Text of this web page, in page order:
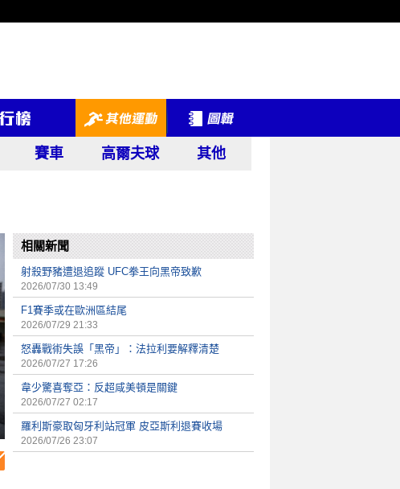
賽車 高爾夫球 其他
相關新聞
射殺野豬遭退追蹤 UFC拳王向黑帝致歉
2026/07/30 13:49
F1賽季或在歐洲區結尾
2026/07/29 21:33
怒轟戰術失誤「黑帝」：法拉利要解釋清楚
2026/07/27 17:26
韋少驚喜奪亞：反超咸美頓是關鍵
2026/07/27 02:17
羅利斯豪取匈牙利站冠軍 皮亞斯利退賽收場
2026/07/26 23:07